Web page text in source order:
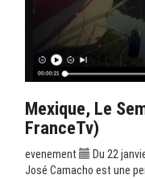
Mexique, Le
FranceTv)
evenement
Du 22
José Camacho est une